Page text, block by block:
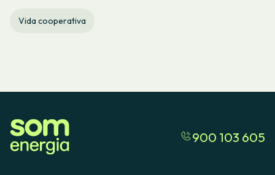
Vida cooperativa
900 103 605